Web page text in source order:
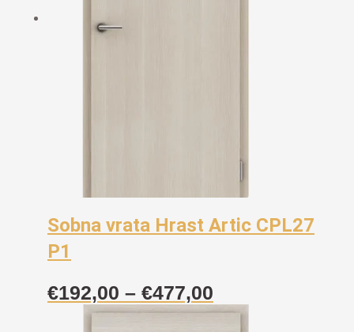
Sobna vrata Hrast Artic CPL27
P1
€192,00 – €477,00
cijena: